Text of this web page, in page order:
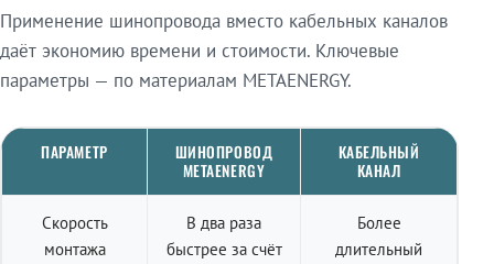
Применение шинопровода вместо кабельных каналов
даёт экономию времени и стоимости. Ключевые
параметры — по материалам METAENERGY.
ПАРАМЕТР
ШИНОПРОВОД
METAENERGY
КАБЕЛЬНЫЙ
КАНАЛ
Скорость
монтажа
В два раза
быстрее за счёт
Более
длительный